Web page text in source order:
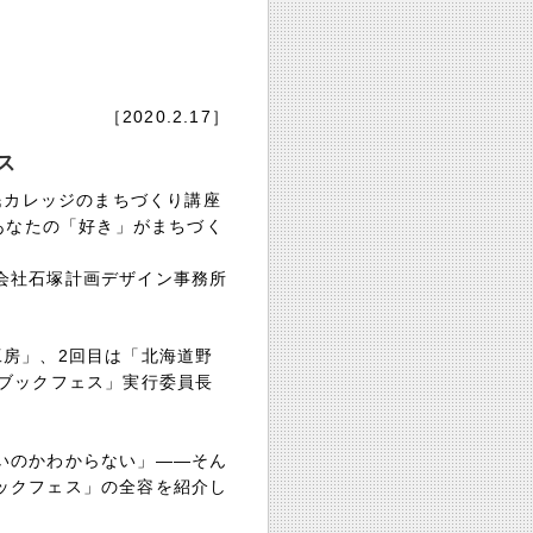
［2020.2.17］
レッジのまちづくり講座
たの「好き」がまちづく
社石塚計画デザイン事務所
」、2回目は「北海道野
ックフェス」実行委員長
のかわからない」――そん
フェス」の全容を紹介し